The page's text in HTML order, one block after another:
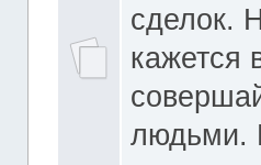
сделок.
кажется
людьми.